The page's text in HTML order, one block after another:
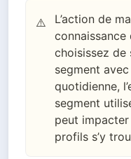
⚠️
L’action de
connaissance
choisissez de
segment
quotidienne,
segment
peut impacter
profils s’y